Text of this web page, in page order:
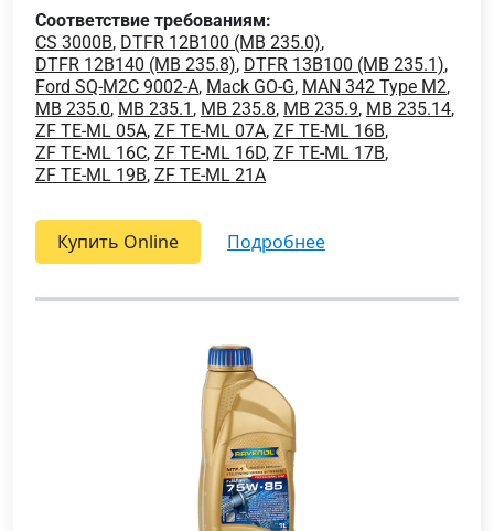
Соответствие требованиям:
CS 3000B, DTFR 12B100 (MB 235.0),
DTFR 12B140 (MB 235.8), DTFR 13B100 (MB 235.1),
Ford SQ-M2C 9002-A, Mack GO-G, MAN 342 Type M2,
MB 235.0, MB 235.1 , MB 235.8, MB 235.9, MB 235.14,
ZF TE-ML 05A, ZF TE-ML 07A, ZF TE-ML 16B,
ZF TE-ML 16C, ZF TE-ML 16D, ZF TE-ML 17B,
ZF TE-ML 19B, ZF TE-ML 21A
Купить Online подробнее